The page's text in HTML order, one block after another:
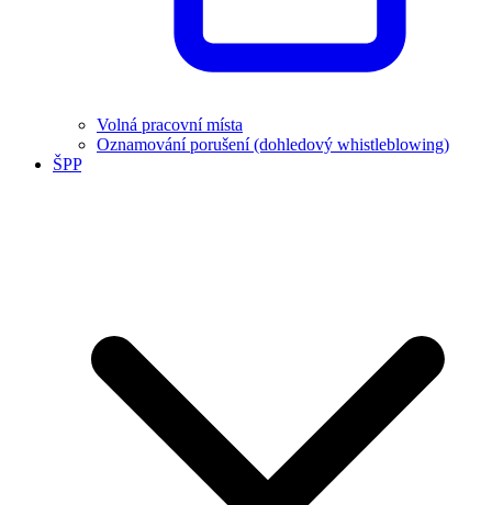
Volná pracovní místa
Oznamování porušení (dohledový whistleblowing)
ŠPP